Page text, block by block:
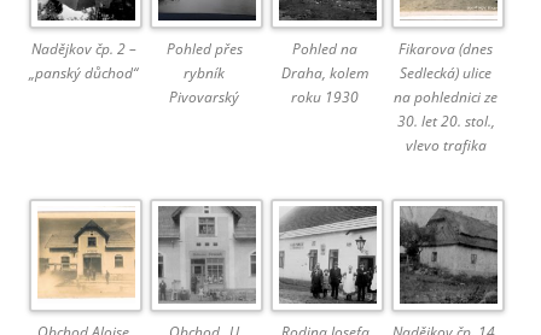
Nadějkov čp. 2 –
„panský důchod“
Pohled přes
rybník
Pivovarský
Pohled na
Draha, kolem
roku 1930
Fikarova (dnes
Sedlecká) ulice
na pohlednici ze
30. let 20. stol.,
vlevo trafika